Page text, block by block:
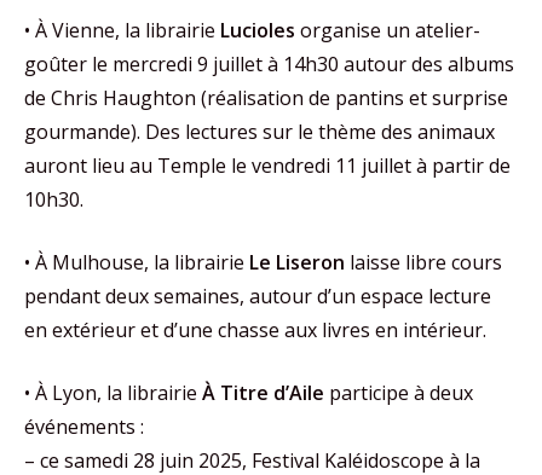
• À Vienne, la librairie Lucioles organise un atelier-
goûter le mercredi 9 juillet à 14h30 autour des albums
de Chris Haughton (réalisation de pantins et surprise
gourmande). Des lectures sur le thème des animaux
auront lieu au Temple le vendredi 11 juillet à partir de
10h30.
• À Mulhouse, la librairie Le Liseron laisse libre cours
pendant deux semaines, autour d’un espace lecture
en extérieur et d’une chasse aux livres en intérieur.
• À Lyon, la librairie À Titre d’Aile participe à deux
événements :
– ce samedi 28 juin 2025, Festival Kaléidoscope à la